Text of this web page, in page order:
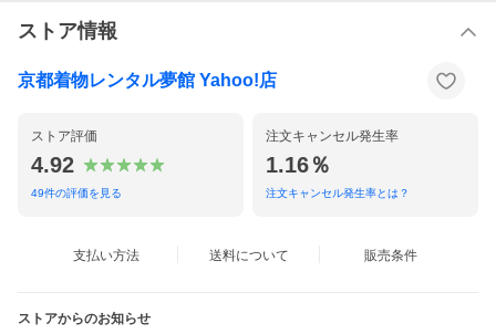
B1823
備考
ストア情報
京都着物レンタル夢館 Yahoo!店
ストア評価
4.92
49件の評価を見る
注文キャンセル発生率
1.16％
注文キャンセル発生率とは？
支払い方法 送料について 販売条件
ストアからのお知らせ